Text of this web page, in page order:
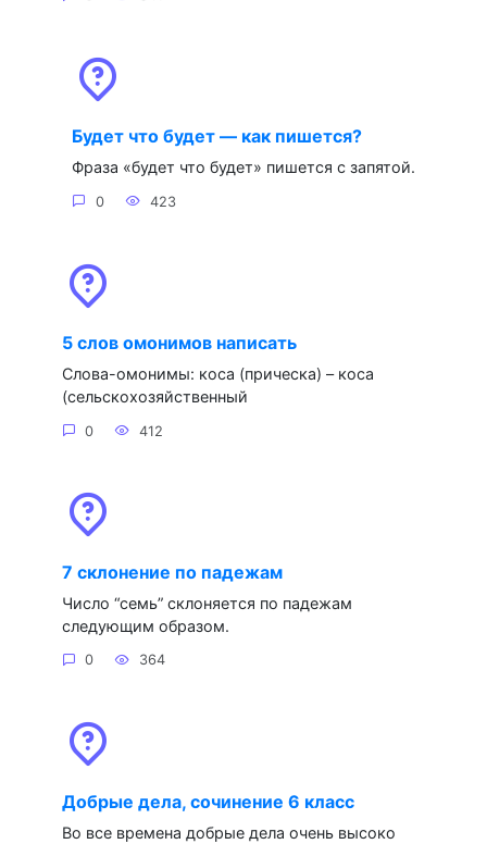
Будет что будет — как пишется?
Фраза «будет что будет» пишется с запятой.
0 423
5 слов омонимов написать
Слова-омонимы: коса (прическа) – коса
(сельскохозяйственный
0 412
7 склонение по падежам
Число “семь” склоняется по падежам
следующим образом.
0 364
Добрые дела, сочинение 6 класс
Во все времена добрые дела очень высоко